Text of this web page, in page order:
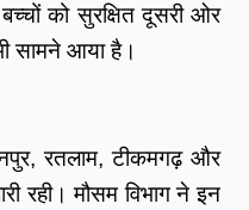
को सुरक्षित दूसरी ओर
सामने आया है।
रतलाम, टीकमगढ़ और
रही। मौसम विभाग ने इन